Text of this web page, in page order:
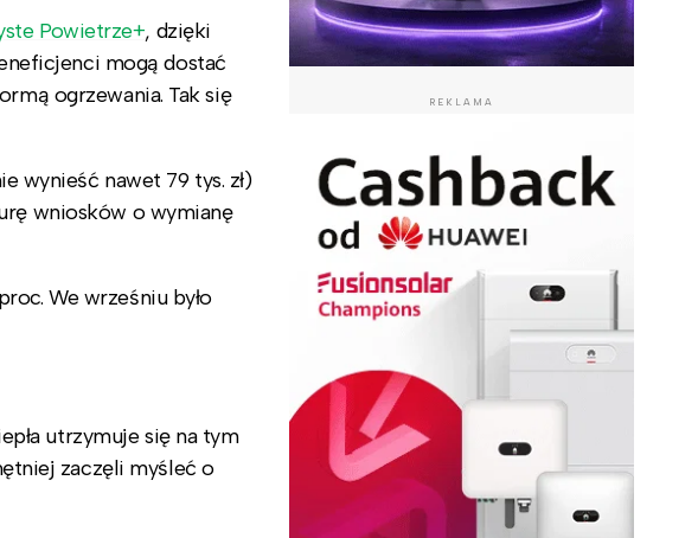
Powietrze+, dzięki
mogą dostać
ogrzewania. Tak się
wynieść nawet 79 tys. zł)
wniosków o wymianę
We wrześniu było
utrzymuje się na tym
zaczęli myśleć o
REKLAMA